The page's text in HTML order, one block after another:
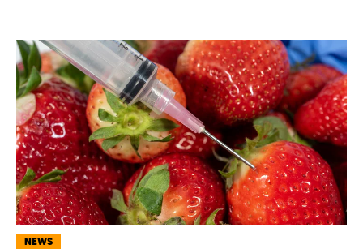
NEWS